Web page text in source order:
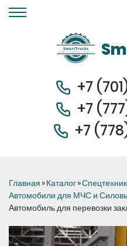
Перейти к основному
+7
+7 (
+7
Вы здесь
Главная »Каталог»
Автомобили для МЧС и
Автомобиль для перевозки